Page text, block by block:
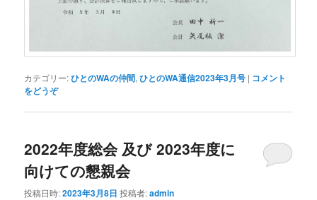
カテゴリー:ひとのWAの仲間,ひとのWA通信2023年3月号 | コメント
をどうぞ
2022年度総会 及び 2023年度に
向けての懇親会
投稿日時:2023年3月8日 投稿者:admin